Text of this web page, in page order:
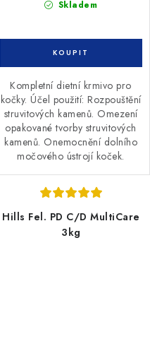
Skladem
Kompletní dietní krmivo pro
kočky. Účel použití: Rozpouštění
struvitových kamenů. Omezení
opakované tvorby struvitových
kamenů. Onemocnění dolního
močového ústrojí koček.
Hills Fel. PD C/D MultiCare
3kg